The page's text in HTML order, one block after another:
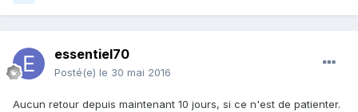
essentiel70
Posté(e) le 30 mai 2016
Aucun retour depuis maintenant 10 jours, si ce n'est de patienter.